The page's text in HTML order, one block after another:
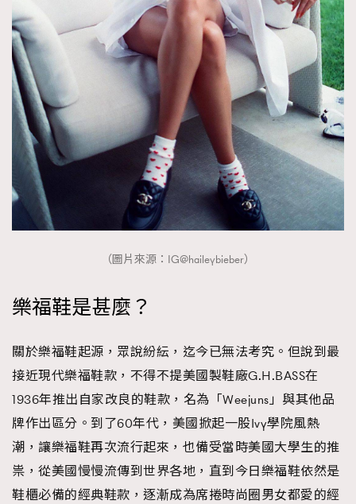
About us Collaboration Opportunity Disclaimer
Privacy
New Media Group | Madame Figaro editions: France
Greece
| Japan | Portugal Spain
（圖片來源：IG@haileybieber）
樂福鞋是甚麼？
關於樂福鞋起源，眾說紛紜，迄今已無法考究。但說到最
接近現代樂福鞋款，不得不提美國製鞋廠G.H.BASS在
1936年推出自家改良的鞋款，名為「Weejuns」與其他品
牌作出區分。到了60年代，美國掀起一股Ivy學院風熱
潮，讓樂福鞋再次流行起來，也備受當時美國大學生的推
祟，從美國慢慢流傳到世界各地，直到今日樂福鞋依然是
鞋櫃必備的經典鞋款，逐漸成為席捲時尚圈男女都愛的經